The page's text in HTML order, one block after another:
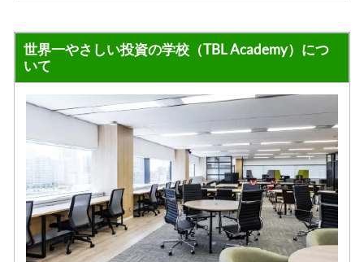
世界一やさしい投資の学校（TBL Academy）につ
いて